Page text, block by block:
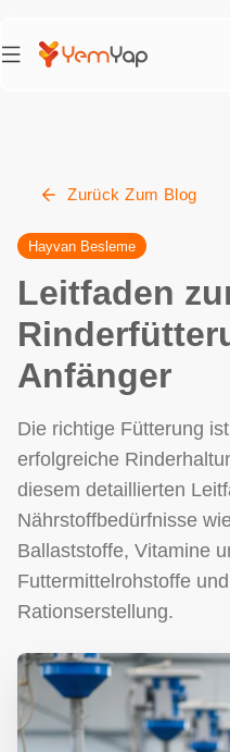
Zurück Zum Blog
Hayvan Besleme
Leitfaden
Anfänger
Die richtige Fütterung
erfolgreiche
diesem detaillierten
Nährstoffbedürfnisse
Ballaststoffe, Vitamine
Futtermittelrohstoffe
Rationserstellung.